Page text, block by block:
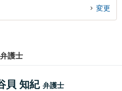
変更
護士
貝 知紀 弁護士